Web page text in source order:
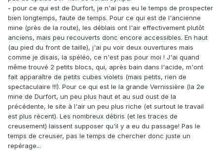
- pour ce qui est de Durfort, je n'ai pas eu le temps de prospecter
bien longtemps, faute de temps. Pour ce qui est de l'ancienne
mine (près de la route), les déblais ont l'air effectivement plutôt
anciens, mais peu recouverts donc encore accessibles. En haut
(au pied du front de taille), j'ai pu voir deux ouvertures mais
comme je disais, la spéléo, ce n'est pas pour moi ! J'ai quand
même trouvé 2 petits blocs, qui, après bain dans l'acide, m'ont
fait apparaître de petits cubes violets (mais petits, rien de
spectaculaire !!!). Pour ce qui est le la grande Vernissière (la 2e
mine de Durfort, un peu plus haut et au sud oust de la
précédente, le site à l'air un peu plus riche (et surtout le travail
est plus récent). Les nombreux débris (et les traces de
creusement) laissent supposer qu'il y a eu du passage! Pas le
temps de creuser, pas le temps de chercher donc juste un
repérage...